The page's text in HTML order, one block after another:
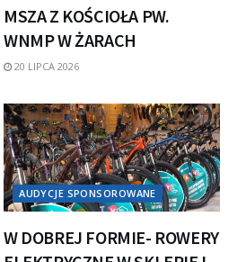
MSZA Z KOŚCIOŁA PW.
WNMP W ŻARACH
20 LIPCA 2026
AUDYCJE SPONSOROWANE
W DOBREJ FORMIE- ROWERY